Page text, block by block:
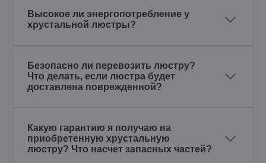
Высокое ли энергопотребление у
хрустальной люстры?
Безопасно ли перевозить люстру?
Что делать, если люстра будет
доставлена поврежденной?
Какую гарантию я получаю на
приобретенную хрустальную
люстру? Что насчет запасных частей?